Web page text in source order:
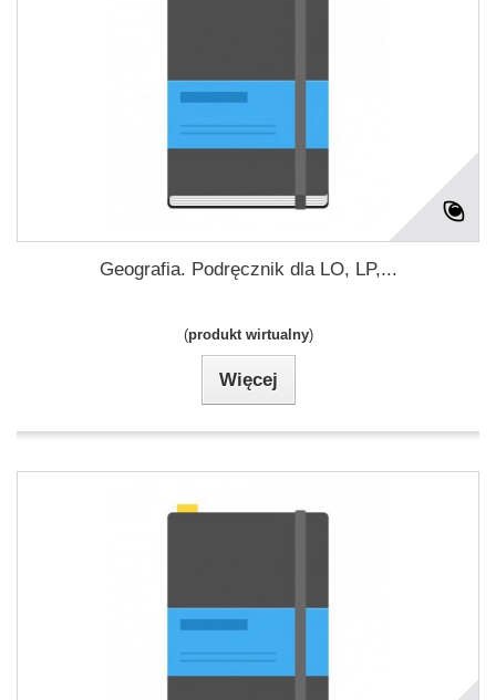
Geografia. Podręcznik dla LO, LP,...
(produkt wirtualny)
Więcej